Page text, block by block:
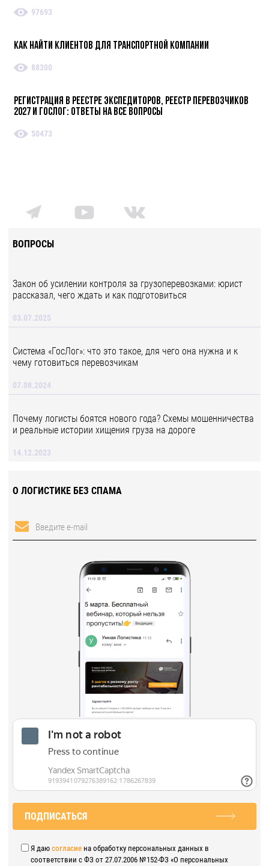
97693
Как найти клиентов для транспортной компании
88300
Регистрация в реестре экспедиторов, реестр перевозчиков
2027 и ГосЛог: ответы на все вопросы
50473
ВОПРОСЫ
Закон об усилении контроля за грузоперевозками: юрист
рассказал, чего ждать и как подготовиться
03.07.2025
Система «ГосЛог»: что это такое, для чего она нужна и к
чему готовиться перевозчикам
07.08.2024
Почему логисты боятся нового года? Схемы мошенничества
и реальные истории хищения груза на дороге
14.12.2023
О ЛОГИСТИКЕ БЕЗ СПАМА
ПОДПИСАТЬСЯ
Я даю согласие на обработку персональных данных в
соответствии с ФЗ от 27.07.2006 №152-ФЗ «О персональных